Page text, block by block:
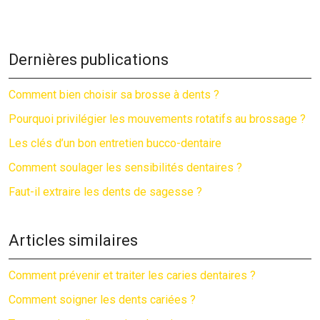
Dernières publications
Comment bien choisir sa brosse à dents ?
Pourquoi privilégier les mouvements rotatifs au brossage ?
Les clés d’un bon entretien bucco-dentaire
Comment soulager les sensibilités dentaires ?
Faut-il extraire les dents de sagesse ?
Articles similaires
Comment prévenir et traiter les caries dentaires ?
Comment soigner les dents cariées ?